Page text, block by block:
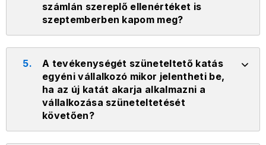
számlán szereplő ellenértéket is
szeptemberben kapom meg?
5.
A tevékenységét szüneteltető katás
egyéni vállalkozó mikor jelentheti be,
ha az új katát akarja alkalmazni a
vállalkozása szüneteltetését
követően?